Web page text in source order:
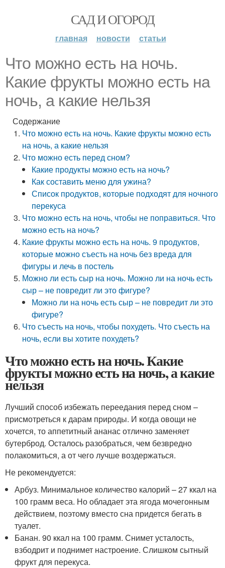
САД И ОГОРОД
главная новости статьи
Что можно есть на ночь.
Какие фрукты можно есть на
ночь, а какие нельзя
Содержание
Что можно есть на ночь. Какие фрукты можно есть
на ночь, а какие нельзя
Что можно есть перед сном?
Какие продукты можно есть на ночь?
Как составить меню для ужина?
Список продуктов, которые подходят для ночного
перекуса
Что можно есть на ночь, чтобы не поправиться. Что
можно есть на ночь?
Какие фрукты можно есть на ночь. 9 продуктов,
которые можно съесть на ночь без вреда для
фигуры и лечь в постель
Можно ли есть сыр на ночь. Можно ли на ночь есть
сыр – не повредит ли это фигуре?
Можно ли на ночь есть сыр – не повредит ли это
фигуре?
Что съесть на ночь, чтобы похудеть. Что съесть на
ночь, если вы хотите похудеть?
Что можно есть на ночь. Какие
фрукты можно есть на ночь, а какие
нельзя
Лучший способ избежать переедания перед сном –
присмотреться к дарам природы. И когда овощи не
хочется, то аппетитный ананас отлично заменяет
бутерброд. Осталось разобраться, чем безвредно
полакомиться, а от чего лучше воздержаться.
Не рекомендуется:
Арбуз. Минимальное количество калорий – 27 ккал на
100 грамм веса. Но обладает эта ягода мочегонным
действием, поэтому вместо сна придется бегать в
туалет.
Банан. 90 ккал на 100 грамм. Снимет усталость,
взбодрит и поднимет настроение. Слишком сытный
фрукт для перекуса.